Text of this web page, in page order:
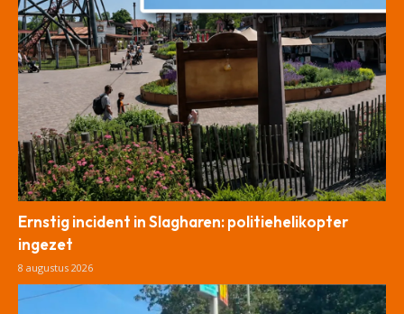
Ernstig incident in Slagharen: politiehelikopter
ingezet
8 augustus 2026